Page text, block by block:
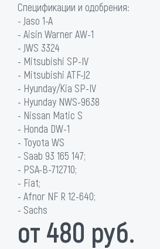
Спецификации и одобрения:
- Jaso 1-A
- Aisin Warner AW-1
- JWS 3324
- Mitsubishi SP-IV
- Mitsubishi ATF-J2
- Hyunday/Kia SP-IV
- Hyunday NWS-9638
- Nissan Matic S
- Honda DW-1
- Toyota WS
- Saab 93 165 147;
- PSA-B-712710;
- Fiat;
- Afnor NF R 12-640;
- Sachs
от 480 руб.